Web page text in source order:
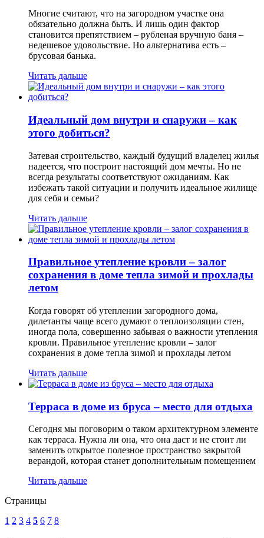
Многие считают, что на загородном участке она
обязательно должна быть. И лишь один фактор
становится препятствием – рубленая вручную баня –
недешевое удовольствие. Но альтернатива есть –
брусовая банька.
Читать дальше
Идеальный дом внутри и снаружи – как
этого добиться?
Затевая строительство, каждый будущий владелец жилья
надеется, что построит настоящий дом мечты. Но не
всегда результаты соответствуют ожиданиям. Как
избежать такой ситуации и получить идеальное жилище
для себя и семьи?
Читать дальше
Правильное утепление кровли – залог
сохранения в доме тепла зимой и прохлады
летом
Когда говорят об утеплении загородного дома,
дилетанты чаще всего думают о теплоизоляции стен,
иногда пола, совершенно забывая о важности утепления
кровли. Правильное утепление кровли – залог
сохранения в доме тепла зимой и прохлады летом
Читать дальше
Терраса в доме из бруса – место для отдыха
Сегодня мы поговорим о таком архитектурном элементе
как терраса. Нужна ли она, что она даст и не стоит ли
заменить открытое полезное пространство закрытой
верандой, которая станет дополнительным помещением
Читать дальше
Страницы
1 2 3 4 5 6 7 8